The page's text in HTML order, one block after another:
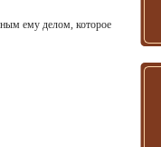
ему делом, которое